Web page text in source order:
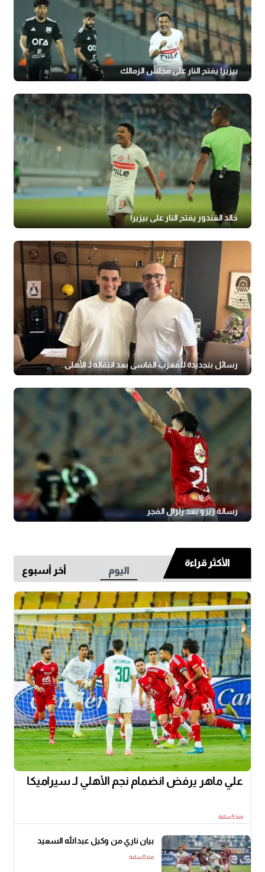
بيزيرا يفتح النار على مجلس الزمالك
خالد الغندور يفتح النار على بيزيرا
رسائل بنجديدة للمغرب الفاسي بعد انتقاله لـ الأهلي
رسالة زيزو بعد زلزال الفجر
الأكثر قراءة
اليوم أخر أسبوع
علي ماهر يرفض انضمام نجم الأهلي لـ سيراميكا
منذ5 ساعة
بيان ناري من وكيل عبدالله السعيد
منذ8 ساعة